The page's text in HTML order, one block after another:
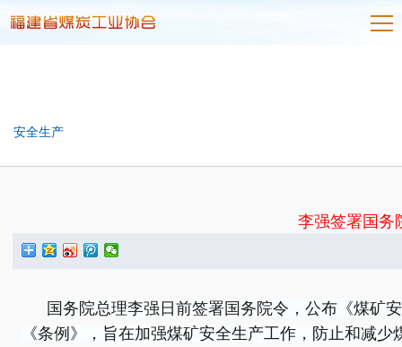
安全生产
李强签署国务
国务院总理李强日前签署国务院令，公布《煤矿
《条例》，旨在加强煤矿安全生产工作，防止和减